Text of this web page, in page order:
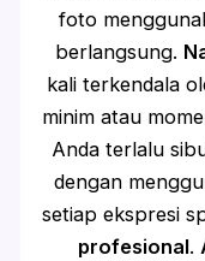
foto
berlangsung.
kali terkendala
minim atau
Anda terlalu
dengan
setiap ekspresi
profesional.